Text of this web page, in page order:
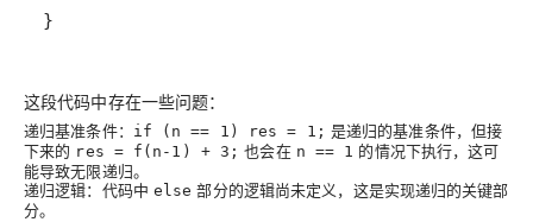
}
这段代码中存在一些问题：
递归基准条件： if (n == 1) res = 1; 是递归的基准条件，但接
下来的 res = f(n-1) + 3; 也会在 n == 1 的情况下执行，这可
能导致无限递归。
递归逻辑：代码中 else 部分的逻辑尚未定义，这是实现递归的关键部
分。